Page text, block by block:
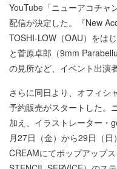
YouTube「ニューアコチャ
配信が決定した。『New
TOSHI-LOW（OAU）をは
と菅原卓郎（9mm
の見所など、イベント出演
さらに同日より、オフィシ
予約販売がスタートした。
加え、イラストレーター・
月27日（金）から29日（
CREAMにてポップアップ